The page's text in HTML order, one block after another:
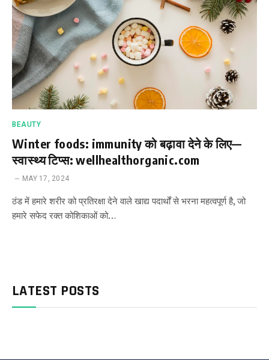
BEAUTY
Winter foods: immunity को बढ़ावा देने के लिए—
स्वास्थ्य टिप्स: wellhealthorganic.com
MAY 17, 2024
ठंड में हमारे शरीर को प्रतिरक्षा देने वाले खाद्य पदार्थों से भरना महत्वपूर्ण है, जो
हमारे सफेद रक्त कोशिकाओं को…
LATEST POSTS